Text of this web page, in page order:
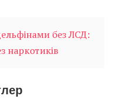
без ЛСД:
наркотиків